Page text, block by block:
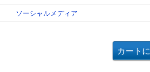
ソーシャルメディア